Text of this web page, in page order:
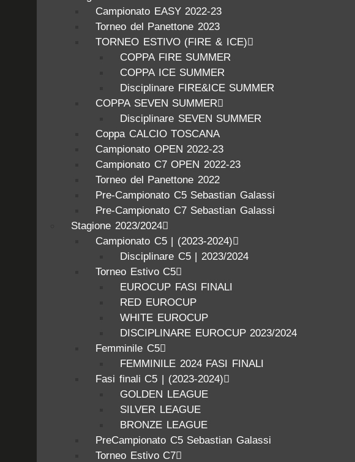
Campionato EASY 2022-23
Torneo del Panettone 2023
TORNEO ESTIVO (FIRE & ICE)
COPPA FIRE SUMMER
COPPA ICE SUMMER
Disciplinare FIRE&ICE SUMMER
COPPA SEVEN SUMMER
Disciplinare SEVEN SUMMER
Coppa CALCIO TOSCANA
Campionato OPEN 2022-23
Campionato C7 OPEN 2022-23
Torneo del Panettone 2022
Pre-Campionato C5 Sebastian Galassi
Pre-Campionato C7 Sebastian Galassi
Stagione 2023/2024
Campionato C5 | (2023-2024)
Disciplinare C5 | 2023/2024
Torneo Estivo C5
EUROCUP FASI FINALI
RED EUROCUP
WHITE EUROCUP
DISCIPLINARE EUROCUP 2023/2024
Femminile C5
FEMMINILE 2024 FASI FINALI
Fasi finali C5 | (2023-2024)
GOLDEN LEAGUE
SILVER LEAGUE
BRONZE LEAGUE
PreCampionato C5 Sebastian Galassi
Torneo Estivo C7